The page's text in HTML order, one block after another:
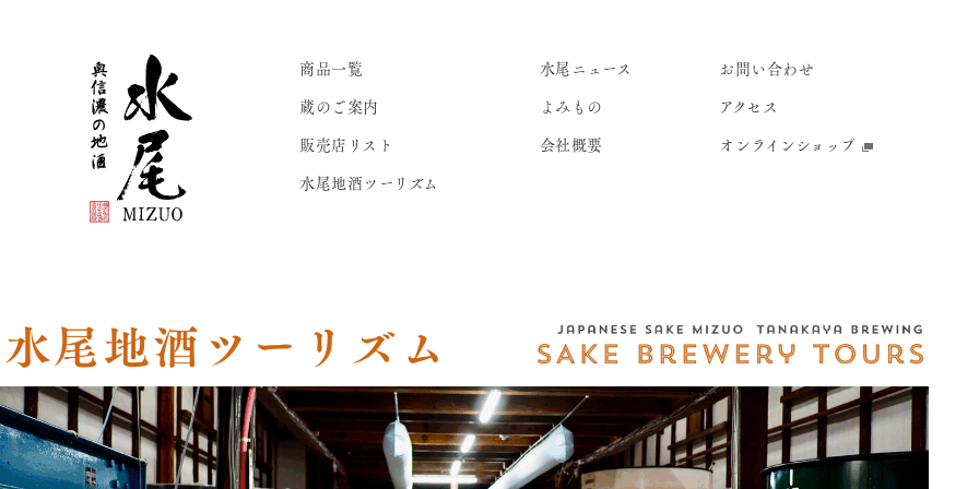
商品一覧
蔵のご案内
販売店リスト
水尾地酒ツーリズム
水尾ニュース
よみもの
会社概要
お問い合わせ
アクセス
オンラインショップ